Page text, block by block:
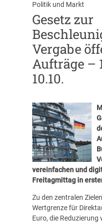
Politik und Markt
Gesetz zur
Vergabe
Aufträge –
10.10.
vereinfachen und
Freitagmittag in
Zu den zentralen
Wertgrenze für
Euro, die Reduzierung